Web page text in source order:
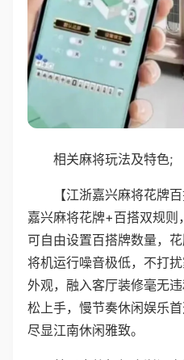
相关麻将玩法及特色;
【江浙嘉兴麻将花牌
嘉兴麻将花牌+百搭双规则
可自由设置百搭牌数量，
将机运行噪音极低，不打
外观，融入客厅装修毫无
松上手，慢节奏休闲娱乐
尽显江南休闲雅致。